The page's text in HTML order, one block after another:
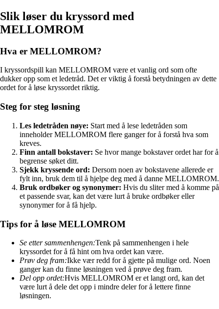
Slik løser du kryssord med
MELLOMROM
Hva er MELLOMROM?
I kryssordspill kan MELLOMROM være et vanlig ord som ofte
dukker opp som et ledetråd. Det er viktig å forstå betydningen av dette
ordet for å løse kryssordet riktig.
Steg for steg løsning
Les ledetråden nøye: Start med å lese ledetråden som
inneholder MELLOMROM flere ganger for å forstå hva som
kreves.
Finn antall bokstaver: Se hvor mange bokstaver ordet har for å
begrense søket ditt.
Sjekk kryssende ord: Dersom noen av bokstavene allerede er
fylt inn, bruk dem til å hjelpe deg med å danne MELLOMROM.
Bruk ordbøker og synonymer: Hvis du sliter med å komme på
et passende svar, kan det være lurt å bruke ordbøker eller
synonymer for å få hjelp.
Tips for å løse MELLOMROM
Se etter sammenhengen:Tenk på sammenhengen i hele
kryssordet for å få hint om hva ordet kan være.
Prøv deg fram:Ikke vær redd for å gjette på mulige ord. Noen
ganger kan du finne løsningen ved å prøve deg fram.
Del opp ordet:Hvis MELLOMROM er et langt ord, kan det
være lurt å dele det opp i mindre deler for å lettere finne
løsningen.